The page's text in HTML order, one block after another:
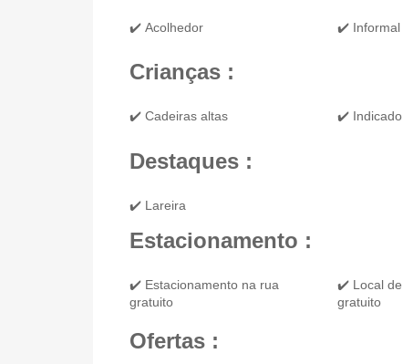
✔️ Acolhedor ✔️ Informal
Crianças :
✔️ Cadeiras altas ✔️
Destaques :
✔️ Lareira
Estacionamento :
✔️ Estacionamento na rua
gratuito
✔️ Local de
gratuito
Ofertas :